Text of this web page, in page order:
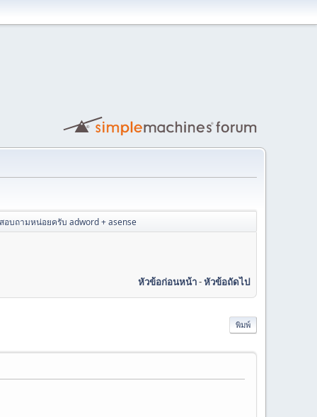
สอบถามหน่อยครับ adword + asense
หัวข้อก่อนหน้า-หัวข้อถัดไป
พิมพ์